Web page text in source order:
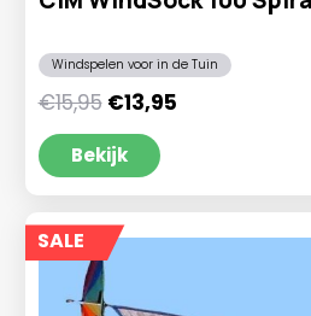
Windspelen voor in de Tuin
€15,95 Oorspronkelijke
prijs
was:
€15,95.
€13,95Huidige
Bekijk
SALE